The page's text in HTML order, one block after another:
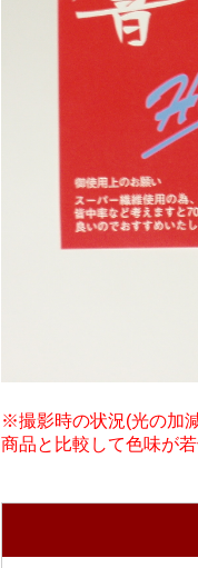
※撮影時の状況(光の加
商品と比較して色味が